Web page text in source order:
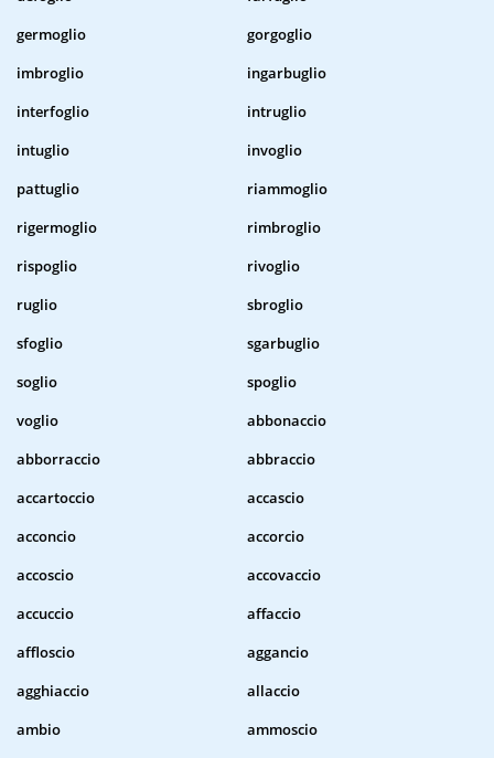
germoglio
gorgoglio
imbroglio
ingarbuglio
interfoglio
intruglio
intuglio
invoglio
pattuglio
riammoglio
rigermoglio
rimbroglio
rispoglio
rivoglio
ruglio
sbroglio
sfoglio
sgarbuglio
soglio
spoglio
voglio
abbonaccio
abborraccio
abbraccio
accartoccio
accascio
acconcio
accorcio
accoscio
accovaccio
accuccio
affaccio
affloscio
aggancio
agghiaccio
allaccio
ambio
ammoscio